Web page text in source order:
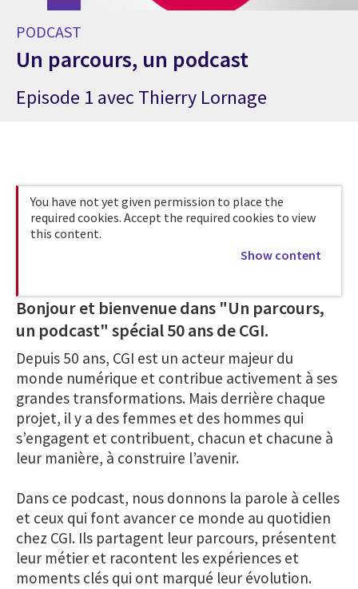
PODCAST
Un parcours, un podcast
Episode 1 avec Thierry Lornage
You have not yet given permission to place the
required cookies. Accept the required cookies to view
this content.
Show content
Bonjour et bienvenue dans "Un parcours,
un podcast" spécial 50 ans de CGI.
Depuis 50 ans, CGI est un acteur majeur du
monde numérique et contribue activement à ses
grandes transformations. Mais derrière chaque
projet, il y a des femmes et des hommes qui
s’engagent et contribuent, chacun et chacune à
leur manière, à construire l’avenir.
Dans ce podcast, nous donnons la parole à celles
et ceux qui font avancer ce monde au quotidien
chez CGI. Ils partagent leur parcours, présentent
leur métier et racontent les expériences et
moments clés qui ont marqué leur évolution.